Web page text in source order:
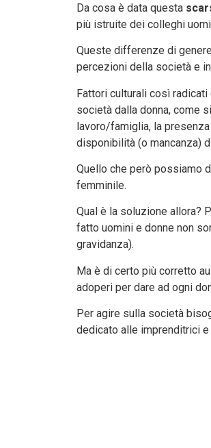
Da cosa è data questa
più istruite dei colleghi
Queste differenze di
percezioni della società e
Fattori culturali così radicati
società dalla donna, come
lavoro/famiglia, la
disponibilità (o mancanza)
Quello che però possiamo
femminile.
Qual è la soluzione allora?
fatto uomini e donne non
gravidanza).
Ma è di certo più corretto
adoperi per dare ad ogni
Per agire sulla società
dedicato alle imprenditrici